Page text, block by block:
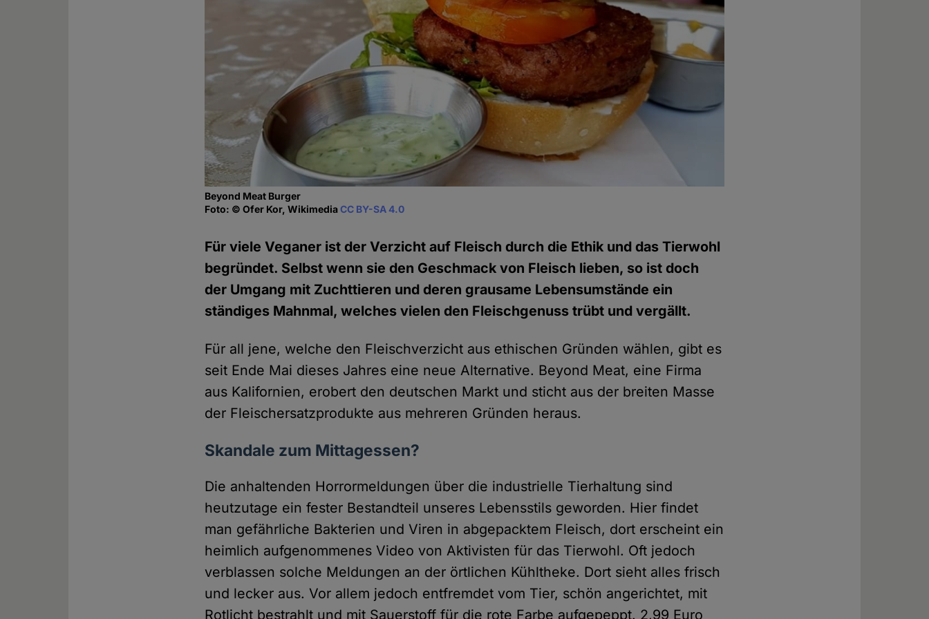
Beyond Meat Burger
Foto: © Ofer Kor, WikimediaCC BY-SA 4.0
Für viele Veganer ist der Verzicht auf Fleisch durch die Ethik und das Tierwohl
begründet. Selbst wenn sie den Geschmack von Fleisch lieben, so ist doch
der Umgang mit Zuchttieren und deren grausame Lebensumstände ein
ständiges Mahnmal, welches vielen den Fleischgenuss trübt und vergällt.
Für all jene, welche den Fleischverzicht aus ethischen Gründen wählen, gibt es
seit Ende Mai dieses Jahres eine neue Alternative. Beyond Meat, eine Firma
aus Kalifornien, erobert den deutschen Markt und sticht aus der breiten Masse
der Fleischersatzprodukte aus mehreren Gründen heraus.
Skandale zum Mittagessen?
Die anhaltenden Horrormeldungen über die industrielle Tierhaltung sind
heutzutage ein fester Bestandteil unseres Lebensstils geworden. Hier findet
man gefährliche Bakterien und Viren in abgepacktem Fleisch, dort erscheint ein
heimlich aufgenommenes Video von Aktivisten für das Tierwohl. Oft jedoch
verblassen solche Meldungen an der örtlichen Kühltheke. Dort sieht alles frisch
und lecker aus. Vor allem jedoch entfremdet vom Tier, schön angerichtet, mit
Rotlicht bestrahlt und mit Sauerstoff für die rote Farbe aufgepeppt. 2,99 Euro